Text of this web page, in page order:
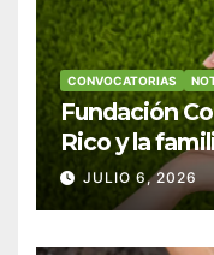
CONVOCATORIAS
Fundación
Rico y la
anuncian
fortalecer
JULIO 6, 2026